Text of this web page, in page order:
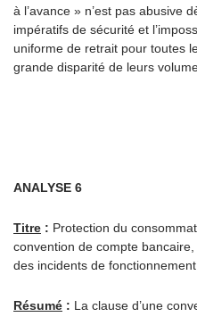
à l’avance » n’est pas abusive
impératifs de sécurité et
uniforme de retrait pour toutes
grande disparité de leurs
ANALYSE 6
Titre : Protection du
convention de compte
des incidents de fonctionnement.
Résumé : La clause d’une